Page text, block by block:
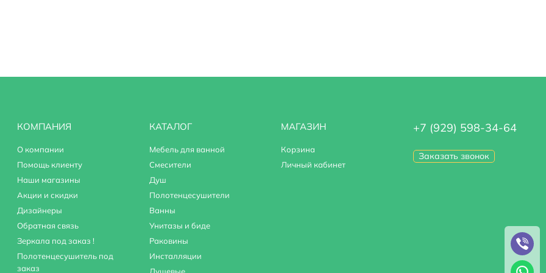
КОМПАНИЯ
О компании
Помощь клиенту
Наши магазины
Акции и скидки
Дизайнеры
Обратная связь
Зеркала под заказ !
Полотенцесушитель под
заказ
КАТАЛОГ
Мебель для ванной
Смесители
Душ
Полотенцесушители
Ванны
Унитазы и биде
Раковины
Инсталляции
МАГАЗИН
Корзина
Личный кабинет
+7 (929) 598-34-64
Заказать звонок